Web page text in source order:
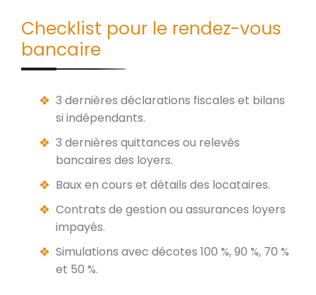
Checklist pour le rendez-vous
bancaire
3 dernières déclarations fiscales et bilans
si indépendants.
3 dernières quittances ou relevés
bancaires des loyers.
Baux en cours et détails des locataires.
Contrats de gestion ou assurances loyers
impayés.
Simulations avec décotes 100 %, 90 %, 70 %
et 50 %.